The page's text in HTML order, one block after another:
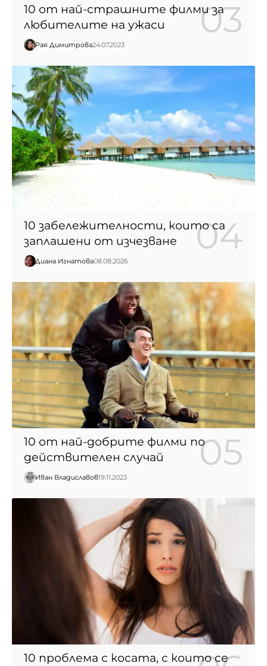
10 от най-страшните филми за
любителите на ужаси
Рая Димитрова24.07.2023
10 забележителности, които са
заплашени от изчезване
Диана Игнатова08.08.2026
10 от най-добрите филми по
действителен случай
Иван Владиславов19.11.2023
10 проблема с косата, с които се